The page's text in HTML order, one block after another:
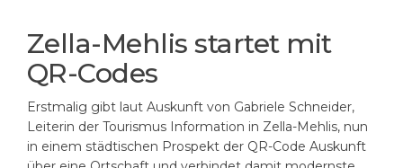
Zella-Mehlis startet mit
QR-Codes
Erstmalig gibt laut Auskunft von Gabriele Schneider,
Leiterin der Tourismus Information in Zella-Mehlis, nun
in einem städtischen Prospekt der QR-Code Auskunft